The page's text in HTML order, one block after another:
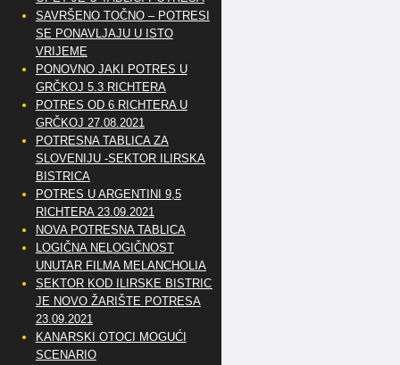
SAVRŠENO TOČNO – POTRESI
SE PONAVLJAJU U ISTO
VRIJEME
PONOVNO JAKI POTRES U
GRČKOJ 5.3 RICHTERA
POTRES OD 6 RICHTERA U
GRČKOJ 27.08.2021
POTRESNA TABLICA ZA
SLOVENIJU -SEKTOR ILIRSKA
BISTRICA
POTRES U ARGENTINI 9,5
RICHTERA 23.09.2021
NOVA POTRESNA TABLICA
LOGIČNA NELOGIČNOST
UNUTAR FILMA MELANCHOLIA
SEKTOR KOD ILIRSKE BISTRICE
JE NOVO ŽARIŠTE POTRESA
23.09.2021
KANARSKI OTOCI MOGUĆI
SCENARIO